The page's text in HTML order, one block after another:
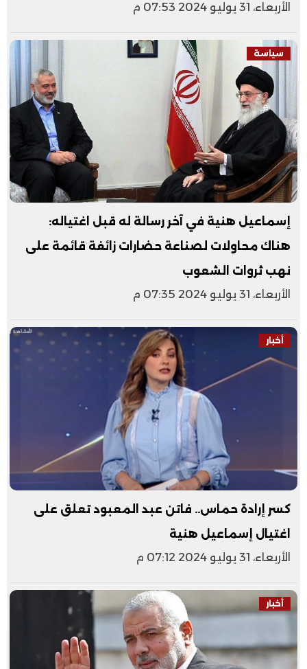
الأربعاء، 31 يوليو 2024 07:53 م
سياسة
إسماعيل هنية في آخر رسالة له قبل اغتياله:
هناك محاولات لصناعة حضارات زائفة قائمة على
نهب ثروات الشعوب
الأربعاء، 31 يوليو 2024 07:35 م
أخبار
كسر إرادة حماس.. فاتن عبد المعبود تعلق على
اغتيال إسماعيل هنية
الأربعاء، 31 يوليو 2024 07:12 م
أخبار